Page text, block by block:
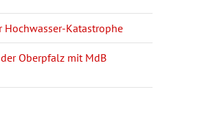
Katastrophe
Oberpfalz mit MdB